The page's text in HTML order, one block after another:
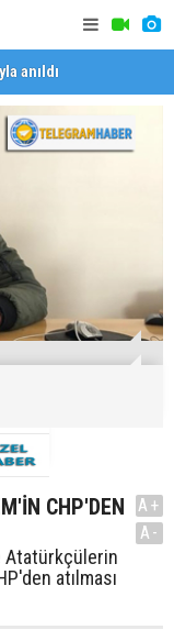
anıldı
CHP'DEN
Atatürkçülerin
atılması
A+
A-